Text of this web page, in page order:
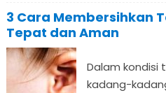
3 Cara Membersihkan
Tepat dan Aman
Dalam kondisi
kadang-